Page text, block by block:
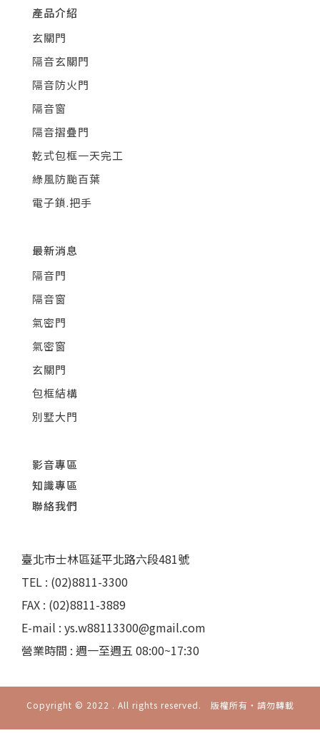
產品介紹
玄關門
隔音玄關門
隔音防火門
隔音窗
隔音摺疊門
乾式包框一天完工
綠風防颱百葉
電子鎖.把手
最新消息
隔音門
隔音窗
氣密門
氣密窗
玄關門
包框結構
別墅大門
影音專區
知識專區
聯絡我們
臺北市士林區延平北路六段481號
TEL : (02)8811-3300
FAX : (02)8811-3889
E-mail : ys.w88113300@gmail.com
營業時間 : 週一至週五 08:00~17:30
Copyright © 2022 . All rights reserved. 版權所有‧請勿轉載